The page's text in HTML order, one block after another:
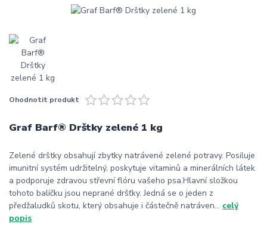
Ohodnotit produkt
Graf Barf® Drštky zelené 1 kg
Zelené drštky obsahují zbytky natrávené zelené potravy. Posiluje
imunitní systém udržitelný, poskytuje vitaminů a minerálních látek
a podporuje zdravou střevní flóru vašeho psa.Hlavní složkou
tohoto balíčku jsou neprané dršťky. Jedná se o jeden z
předžaludků skotu, který obsahuje i částečně natráven... celý
popis